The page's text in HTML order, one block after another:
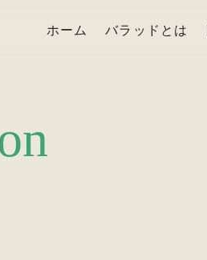
ホーム バラッドとは